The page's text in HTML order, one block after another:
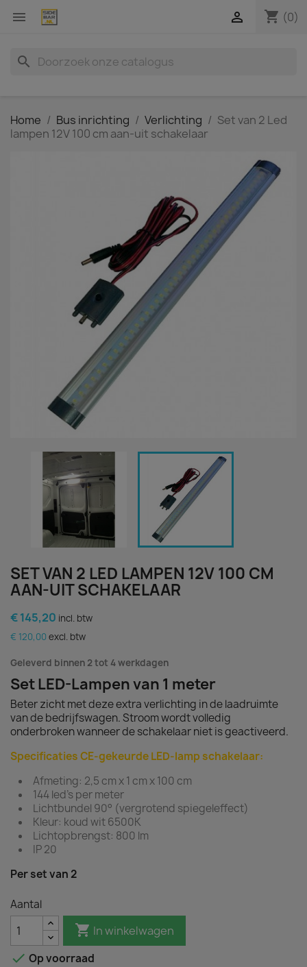
 shopping_cart (0)

search
Home Bus inrichting Verlichting
Set van 2 Led
lampen 12V 100 cm aan-uit schakelaar
SET VAN 2 LED LAMPEN 12V 100 CM
AAN-UIT SCHAKELAAR
€ 145,20 incl. btw
€ 120,00 excl. btw
Geleverd binnen 2 tot 4 werkdagen
Set LED-Lampen van 1 meter
Beter zicht met deze extra verlichting in de laadruimte
van de bedrijfswagen. Stroom wordt volledig
onderbroken wanneer de schakelaar niet is geactiveerd.
Specificaties CE-gekeurde LED-lamp schakelaar:
Afmeting: 2,5 cm x 1 cm x 100 cm
144 led’s per meter
Lichtbundel 90° (vergrotend spiegeleffect)
Kleur: koud wit 6500K
Lichtopbrengst: 800 lm
IP 20
Per set van 2
Aantal
 In winkelwagen
 Op voorraad